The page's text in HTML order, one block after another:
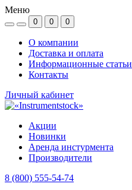
Меню
0 0 0
О компании
Доставка и оплата
Информационные статьи
Контакты
Личный кабинет
Акции
Новинки
Аренда инстурмента
Производители
8 (800) 555-54-74